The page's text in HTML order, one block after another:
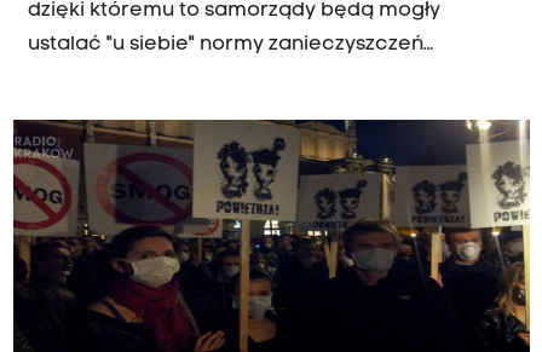
dzięki któremu to samorządy będą mogły
ustalać "u siebie" normy zanieczyszczeń
wywietrzyć ze smogu Kraków i nie tylko. W WOS-ie
Radia Kraków mała powtórka z historii
antysmogowych pomysłów w Krakowie.